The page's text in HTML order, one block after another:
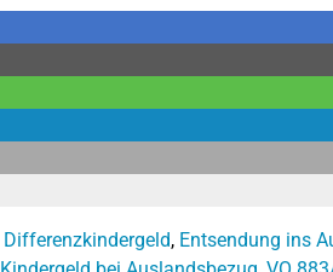
Differenzkindergeld, Entsendung ins